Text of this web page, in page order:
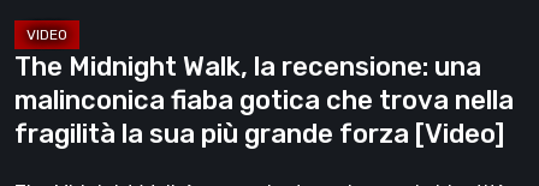
trova
nella
fragilità
la
The Midnight Walk, la recensione: una
malinconica fiaba gotica che trova nella
fragilità la sua più grande forza [Video]